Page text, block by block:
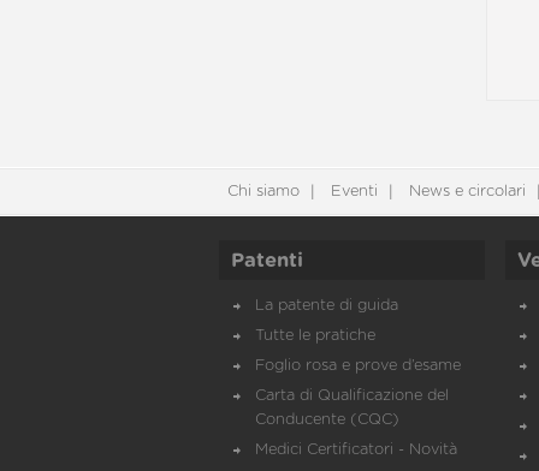
Chi siamo Eventi News e circolari
Patenti
La patente di guida
Tutte le pratiche
Foglio rosa e prove d’esame
Carta di Qualificazione del
Conducente (CQC)
Medici Certificatori - Novità